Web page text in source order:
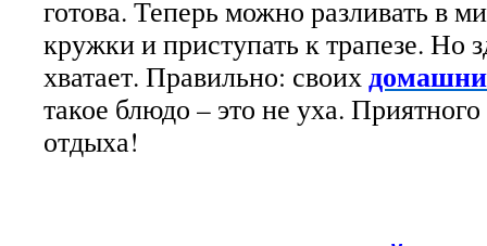
готова. Теперь можно разливать в
кружки и приступать к трапезе. Но
хватает. Правильно: своих
такое блюдо – это не уха.
отдыха!